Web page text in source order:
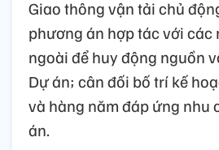
Giao thông vận tải chủ
phương án hợp tác với các
ngoài để huy động nguồn
Dự án; cân đối bố trí kế
và hàng năm đáp ứng nhu
án.